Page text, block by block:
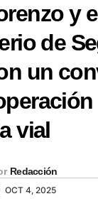
y
de
un
vial
Redacción
OCT 4, 2025